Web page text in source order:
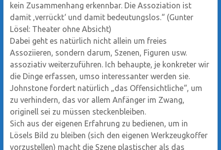
kein Zusammenhang erkennbar. Die Assoziation ist
damit ‚verrückt‘ und damit bedeutungslos.“ (Gunter
Lösel: Theater ohne Absicht)
Dabei geht es natürlich nicht allein um freies
Assoziieren, sondern darum, Szenen, Figuren usw.
assoziativ weiterzuführen. Ich behaupte, je konkreter wir
die Dinge erfassen, umso interessanter werden sie.
Johnstone fordert natürlich „das Offensichtliche“, um
zu verhindern, das vor allem Anfänger im Zwang,
originell sei zu müssen steckenbleiben.
Sich aus der eigenen Erfahrung zu bedienen, um in
Lösels Bild zu bleiben (sich den eigenen Werkzeugkoffer
vorzustellen) macht die Szene plastischer als das